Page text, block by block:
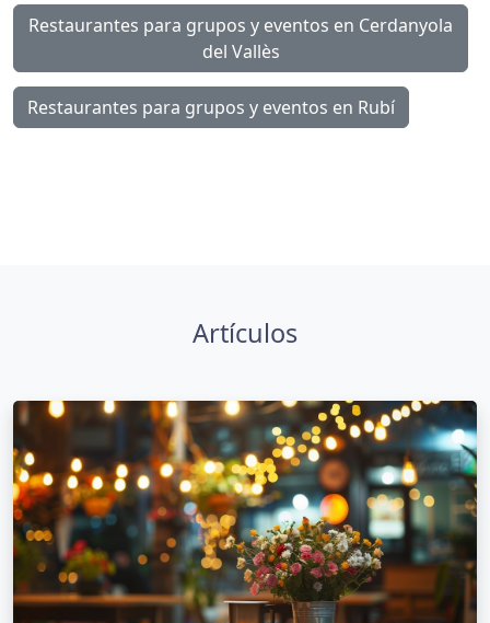
Restaurantes para grupos y eventos en Cerdanyola
del Vallès
Restaurantes para grupos y eventos en Rubí
Artículos